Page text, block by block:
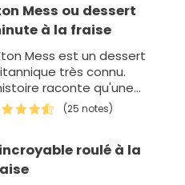
Mess ou dessert
à la fraise
Mess est un dessert
très connu.
raconte qu'une
d'un étudient d'Eton a
une Pavlova et que
(25 notes)
roulé à la